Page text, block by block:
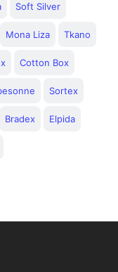
Soft Silver
Mona Liza Tkano
Cotton Box
Sortex
Bradex Elpida